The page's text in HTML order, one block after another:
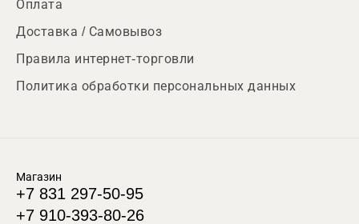
Оплата
Доставка / Самовывоз
Правила интернет-торговли
Политика обработки персональных данных
Магазин
+7 831 297-50-95
+7 910-393-80-26